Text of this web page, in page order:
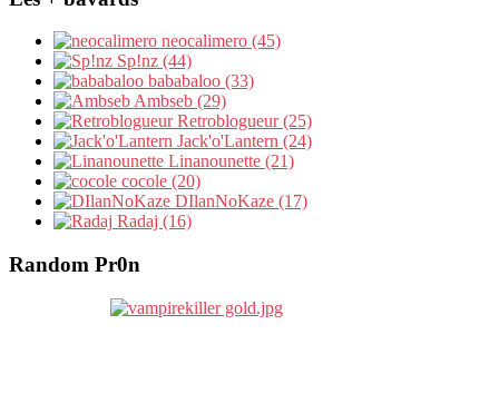
neocalimero (45)
Sp!nz (44)
bababaloo (33)
Ambseb (29)
Retroblogueur (25)
Jack'o'Lantern (24)
Linanounette (21)
cocole (20)
DIlanNoKaze (17)
Radaj (16)
Random Pr0n